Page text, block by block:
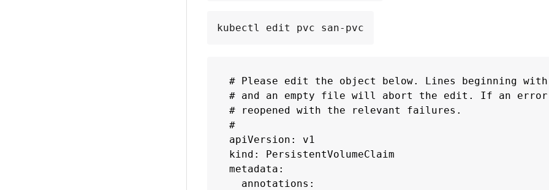
kubectl edit pvc san-pvc
# Please edit the object below. Lines beginning
# and an empty file will abort the edit. If an
# reopened with the relevant failures.
#
apiVersion: v1
kind: PersistentVolumeClaim
metadata:
  annotations: